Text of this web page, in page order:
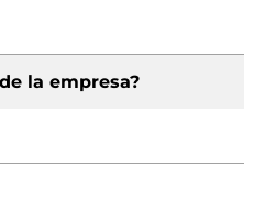
la empresa?